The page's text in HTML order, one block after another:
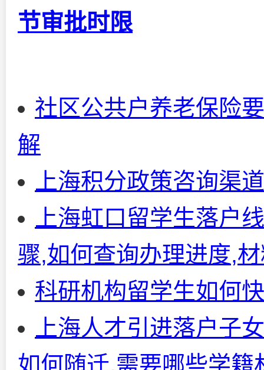
节审批时限
社区公共户养老保险
解
上海积分政策咨询渠
上海虹口留学生落户
骤,如何查询办理进度,
科研机构留学生如何
上海人才引进落户子
如何随迁,需要哪些学籍